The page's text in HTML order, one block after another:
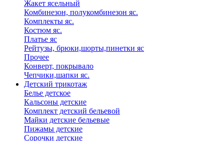
Жакет ясельный
Комбинезон, полукомбинезон яс.
Комплекты яс.
Костюм яс.
Платье яс
Рейтузы, брюки,шорты,пинетки яс
Прочее
Конверт, покрывало
Чепчики,шапки яс.
Детский трикотаж
Белье детское
Кальсоны детские
Комплект детский бельевой
Майки детские бельевые
Пижамы детские
Сорочки детские